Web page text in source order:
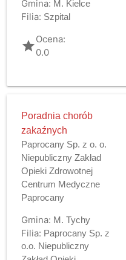
Gmina: M. Kielce
Filia: Szpital
gradeOcena:
0.0
Poradnia chorób
zakaźnych
Paprocany Sp. z o. o.
Niepubliczny Zakład
Opieki Zdrowotnej
Centrum Medyczne
Paprocany
Gmina: M. Tychy
Filia: Paprocany Sp. z
o.o. Niepubliczny